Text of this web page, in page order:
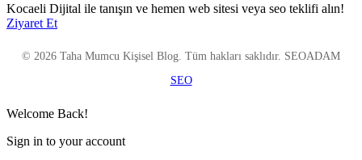
Kocaeli Dijital ile tanışın ve hemen web sitesi veya seo teklifi alın!
Ziyaret Et
© 2026 Taha Mumcu Kişisel Blog. Tüm hakları saklıdır. SEOADAM
SEO
Welcome Back!
Sign in to your account